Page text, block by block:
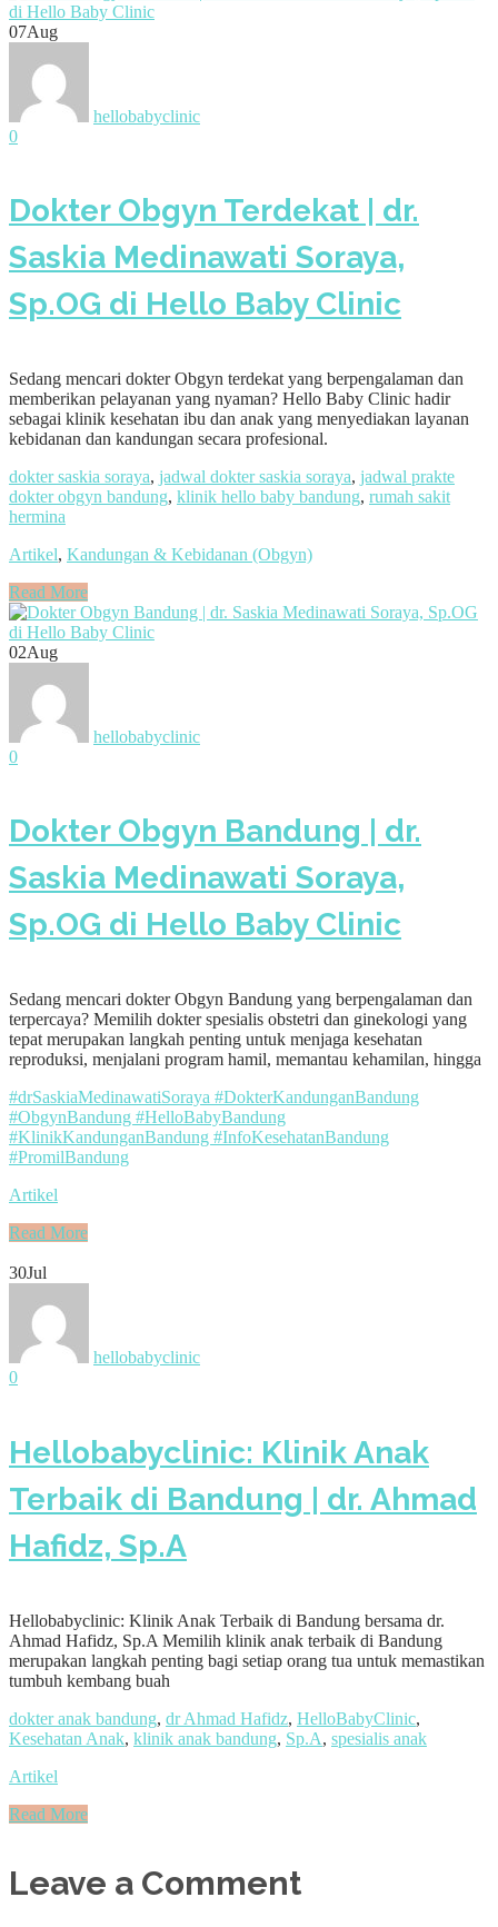
07Aug
hellobabyclinic
0
Dokter Obgyn Terdekat | dr.
Saskia Medinawati Soraya,
Sp.OG di Hello Baby Clinic
Sedang mencari dokter Obgyn terdekat yang berpengalaman dan
memberikan pelayanan yang nyaman? Hello Baby Clinic hadir
sebagai klinik kesehatan ibu dan anak yang menyediakan layanan
kebidanan dan kandungan secara profesional.
dokter saskia soraya, jadwal dokter saskia soraya, jadwal prakte
dokter obgyn bandung, klinik hello baby bandung, rumah sakit
hermina
Artikel, Kandungan & Kebidanan (Obgyn)
Read More
02Aug
hellobabyclinic
0
Dokter Obgyn Bandung | dr.
Saskia Medinawati Soraya,
Sp.OG di Hello Baby Clinic
Sedang mencari dokter Obgyn Bandung yang berpengalaman dan
terpercaya? Memilih dokter spesialis obstetri dan ginekologi yang
tepat merupakan langkah penting untuk menjaga kesehatan
reproduksi, menjalani program hamil, memantau kehamilan, hingga
#drSaskiaMedinawatiSoraya #DokterKandunganBandung
#ObgynBandung #HelloBabyBandung
#KlinikKandunganBandung #InfoKesehatanBandung
#PromilBandung
Artikel
Read More
30Jul
hellobabyclinic
0
Hellobabyclinic: Klinik Anak
Terbaik di Bandung | dr. Ahmad
Hafidz, Sp.A
Hellobabyclinic: Klinik Anak Terbaik di Bandung bersama dr.
Ahmad Hafidz, Sp.A Memilih klinik anak terbaik di Bandung
merupakan langkah penting bagi setiap orang tua untuk memastikan
tumbuh kembang buah
dokter anak bandung, dr Ahmad Hafidz, HelloBabyClinic,
Kesehatan Anak, klinik anak bandung, Sp.A, spesialis anak
Artikel
Read More
Leave a Comment